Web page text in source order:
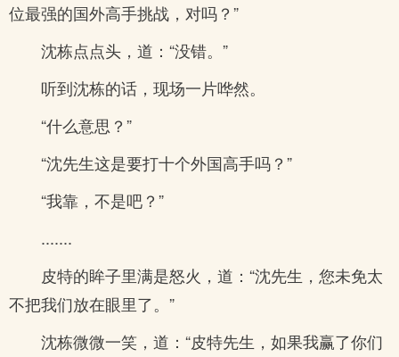
位最强的国外高手挑战，对吗？”
沈栋点点头，道：“没错。”
听到沈栋的话，现场一片哗然。
“什么意思？”
“沈先生这是要打十个外国高手吗？”
“我靠，不是吧？”
.......
皮特的眸子里满是怒火，道：“沈先生，您未免太
不把我们放在眼里了。”
沈栋微微一笑，道：“皮特先生，如果我赢了你们